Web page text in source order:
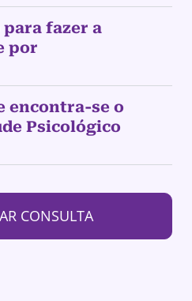
fazer a
por
encontra-se o
Psicológico
CONSULTA